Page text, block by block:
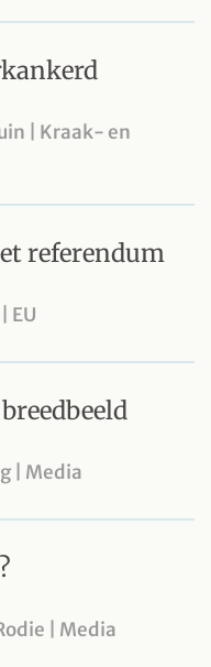
| Kraak- en
referendum
EU
| Media
| Media